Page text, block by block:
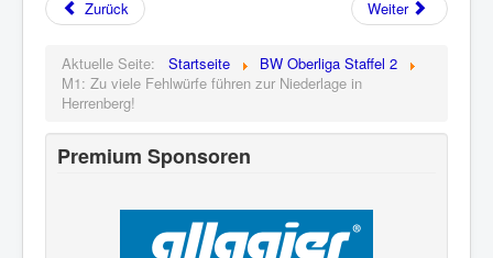
Zurück Weiter
Aktuelle Seite: Startseite
BW Oberliga Staffel 2
M1: Zu viele Fehlwürfe führen zur Niederlage in
Herrenberg!
Premium Sponsoren